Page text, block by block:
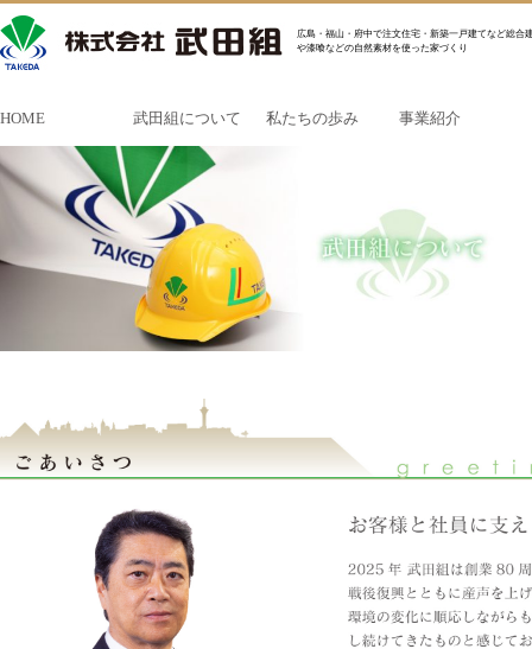
広島・福山・府中で注文住宅・新築一戸建てなど総合
や漆喰などの自然素材を使った家づくり
HOME 武田組について 私たちの歩み 事業紹介